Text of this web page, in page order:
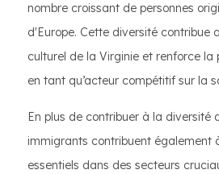
nombre croissant de personnes
d'Europe. Cette diversité contribue
culturel de la Virginie et renforce la
en tant qu’acteur compétitif sur la
En plus de contribuer à la diversité
immigrants contribuent également
essentiels dans des secteurs